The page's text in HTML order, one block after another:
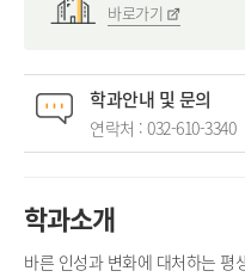
바로가기
학과안내 및 문의
연락처 : 032-610-3340
학과소개
바른 인성과 변화에 대처하는 평